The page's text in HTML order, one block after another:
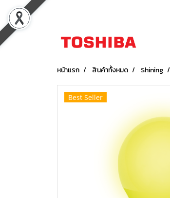
หน้าแรก สินค้าทั้งหมด Shining
Best Seller